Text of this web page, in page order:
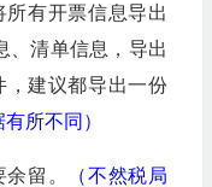
有开票信息导出
、清单信息，导出
，建议都导出一份
所不同）
留。
（不然税局